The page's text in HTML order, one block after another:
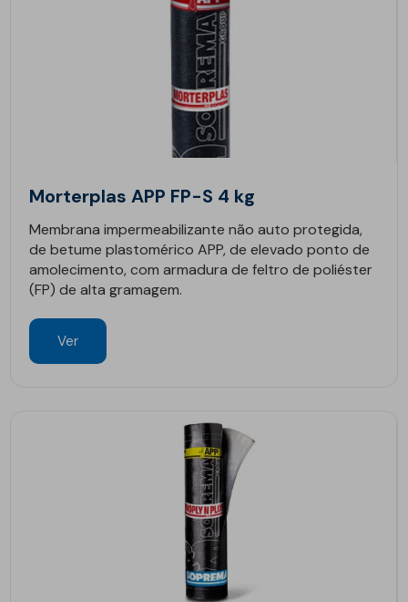
Morterplas APP FP-S 4 kg
Membrana impermeabilizante não auto protegida,
de betume plastomérico APP, de elevado ponto de
amolecimento, com armadura de feltro de poliéster
(FP) de alta gramagem.
Ver